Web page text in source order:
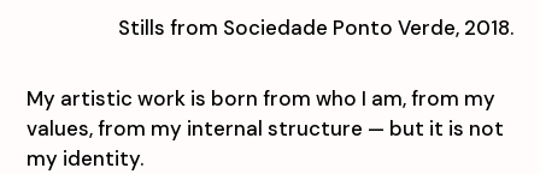
Stills from Sociedade Ponto Verde, 2018.
My artistic work is born from who I am, from my
values, from my internal structure — but it is not
my identity.